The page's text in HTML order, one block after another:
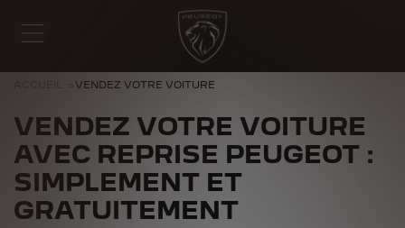
VENDEZ VOTRE VOITURE
VENDEZ VOTRE VOITURE
AVEC REPRISE PEUGEOT :
SIMPLEMENT ET
GRATUITEMENT